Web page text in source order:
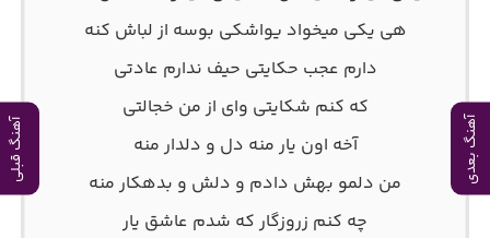
آهنگ بعدی آهنگ قبلی
هی یکی میخواد یواشکی بوسه از لباش کنه
دارم عجب حکایتی حیف ندارم عادتی
که کنم شکایتی وای از من خجالتی
آخه اون یار منه دل و دلدار منه
من دلمو بهش دادم و دلش و بدهکار منه
چه کنم زروزگار که شدم عاشق یار